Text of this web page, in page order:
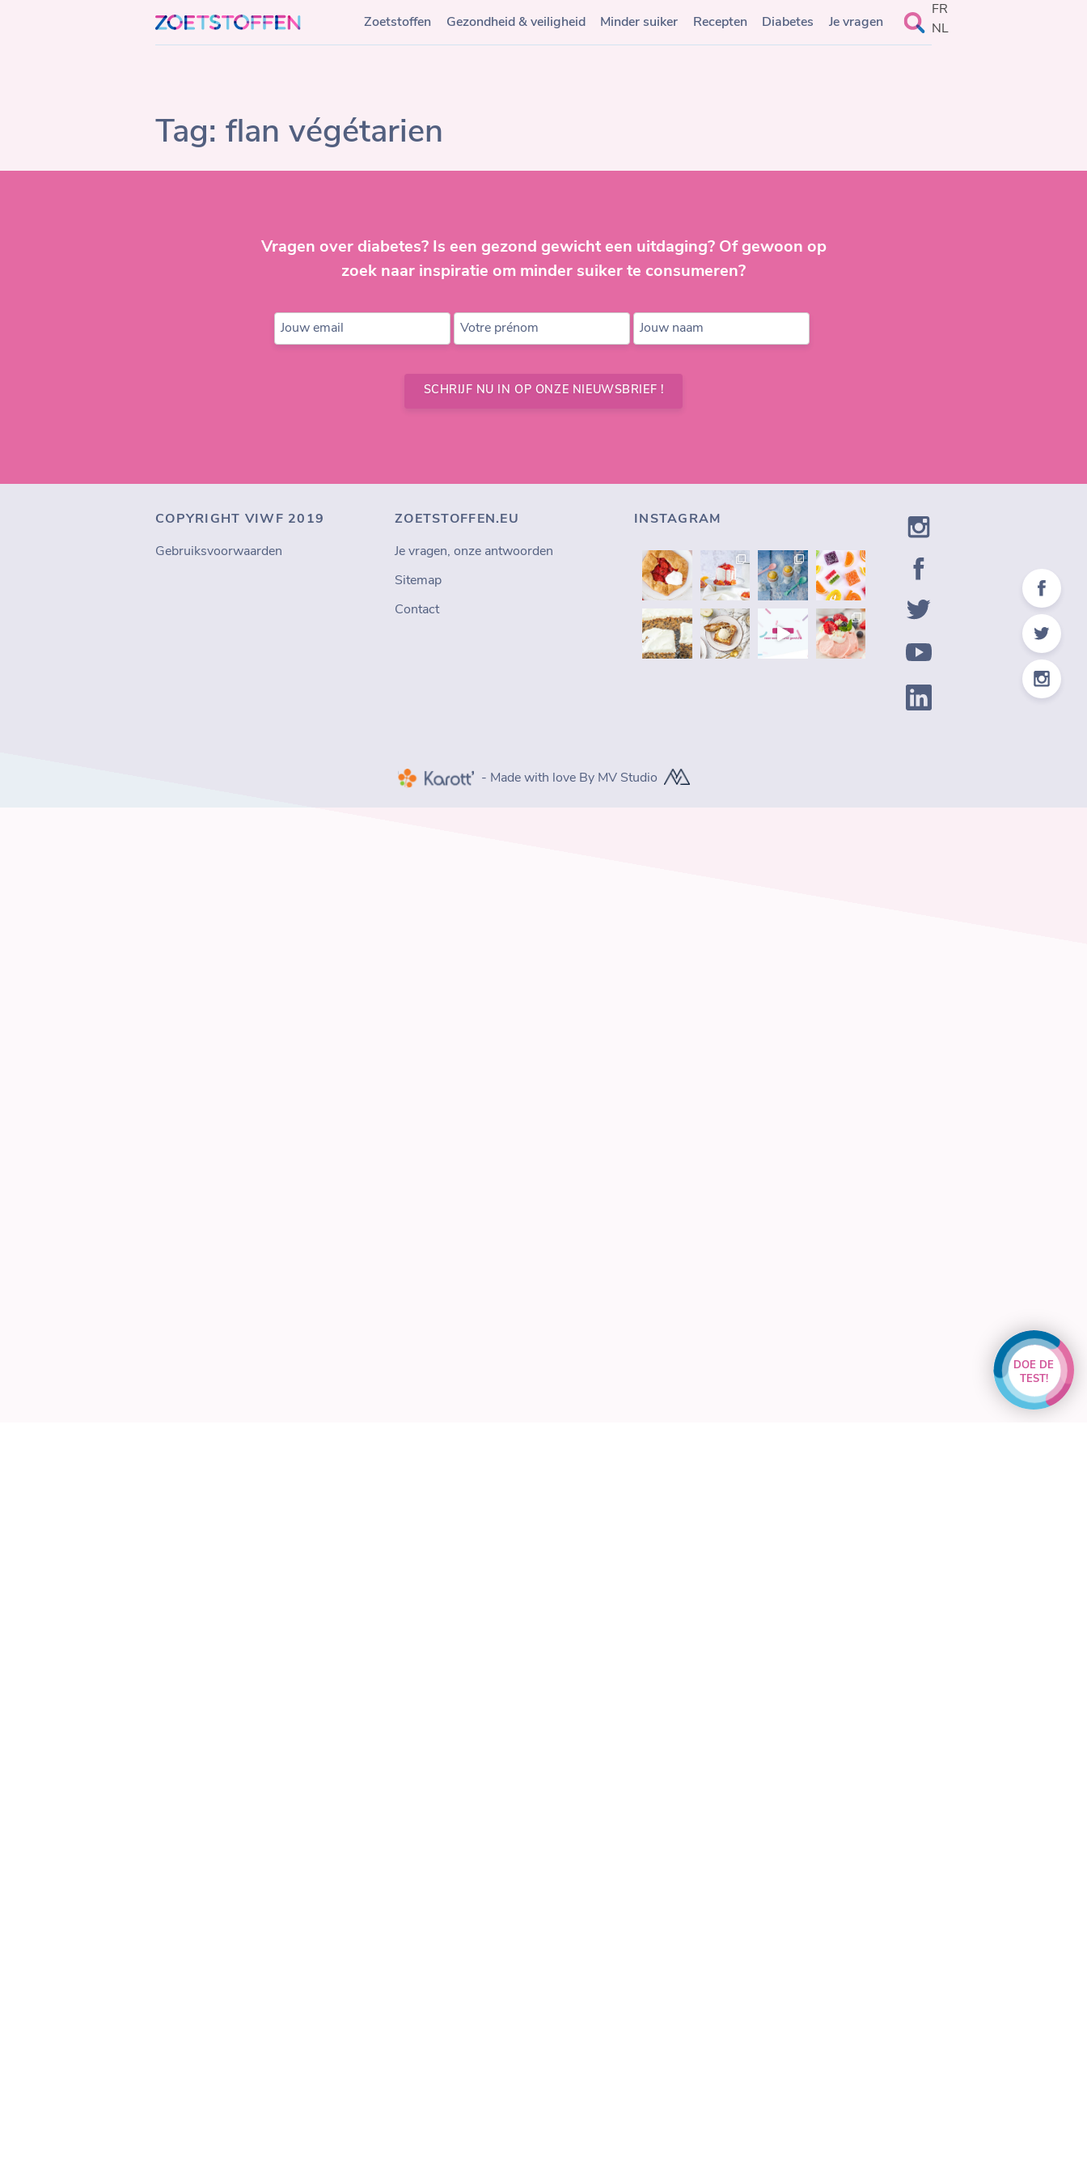
to
content
Zoetstoffen Gezondheid & veiligheid Minder suiker Recepten Diabetes Je vragen
Search
for:
FR
NL
DOE DE
TEST!
Tag: flan végétarien
Vragen over diabetes? Is een gezond gewicht een uitdaging? Of gewoon op
zoek naar inspiratie om minder suiker te consumeren?
Jouw email Votre prénom Jouw naam
SCHRIJF NU IN OP ONZE NIEUWSBRIEF !
COPYRIGHT VIWF 2019
Gebruiksvoorwaarden
ZOETSTOFFEN.EU
Je vragen, onze antwoorden
Sitemap
Contact
INSTAGRAM
- Made with love By MV Studio